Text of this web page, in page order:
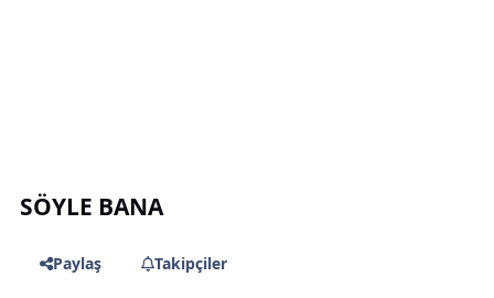
SÖYLE BANA
Paylaş Takipçiler